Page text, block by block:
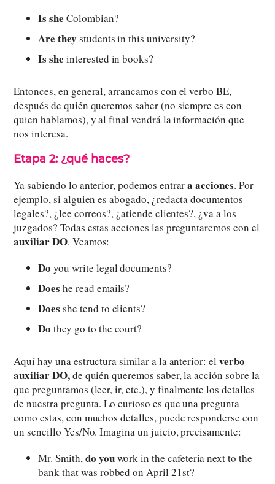
Is sheColombian?
Are they students in this university?
Is sheinterested in books?
Entonces, en general, arrancamos con el verbo BE,
después de quién queremos saber (no siempre es con
quien hablamos), y al final vendrá la información que
nos interesa.
Etapa 2: ¿qué haces?
Ya sabiendo lo anterior, podemos entrara acciones. Por
ejemplo, si alguien es abogado, ¿redacta documentos
legales?, ¿lee correos?, ¿atiende clientes?, ¿va a los
juzgados? Todas estas acciones las preguntaremos con el
auxiliar DO. Veamos:
Do you write legal documents?
Doeshe read emails?
Does she tend to clients?
Dothey go to the court?
Aquí hay una estructura similar a la anterior: el verbo
auxiliar DO,de quién queremos saber, la acción sobre la
que preguntamos (leer, ir, etc.), y finalmente los detalles
de nuestra pregunta. Lo curioso es que una pregunta
como estas, con muchos detalles, puede responderse con
un sencillo Yes/No. Imagina un juicio, precisamente:
Mr. Smith,do youwork in the cafeteria next to the
bank that was robbed on April 21st?